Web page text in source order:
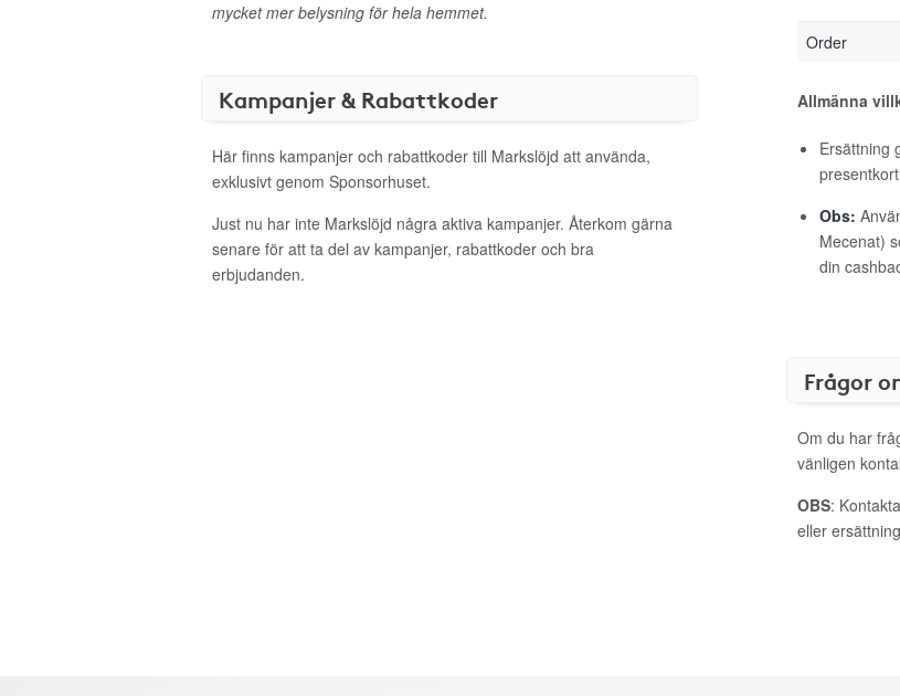
mycket mer belysning för hela hemmet.
Kampanjer & Rabattkoder
Här finns kampanjer och rabattkoder till Markslöjd att använda,
exklusivt genom Sponsorhuset.
Just nu har inte Markslöjd några aktiva kampanjer. Återkom gärna
senare för att ta del av kampanjer, rabattkoder och bra
erbjudanden.
Order
Allmänna
Ersättning
Obs:
Mecenat)
din
Frågor
Om du har
vänligen
OBS:
eller